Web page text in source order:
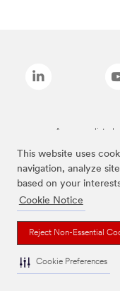
This website uses
navigation, analyze
based on your
Cookie Notice
Reject Non-Essential
Cookie Preferences
As marcas